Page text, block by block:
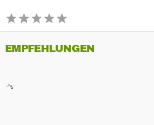
EMPFEHLUNGEN